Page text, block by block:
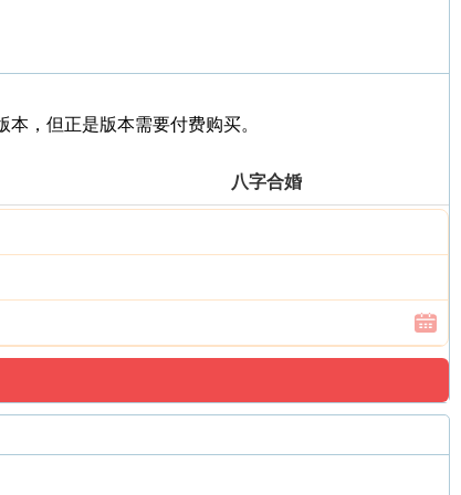
，但正是版本需要付费购买。
八字合婚